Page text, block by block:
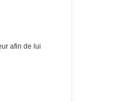
afin de lui